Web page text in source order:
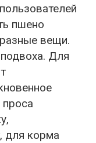
пшено
вещи.
Для
для корма